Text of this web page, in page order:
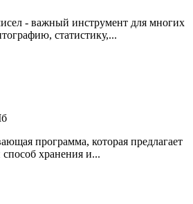
- важный инструмент для многих
статистику,...
программа, которая предлагает
хранения и...